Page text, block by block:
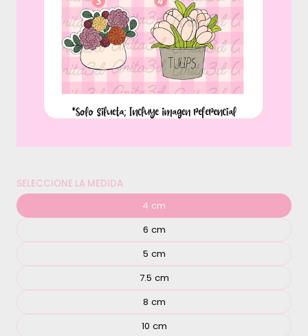
SELECCIONE LA MEDIDA
4 cm
6 cm
5 cm
7.5 cm
8 cm
10 cm